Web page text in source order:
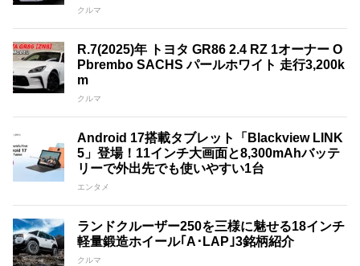
クルマ
R.7(2025)年 トヨタ GR86 2.4 RZ 1オーナー O
Pbrembo SACHS パールホワイト 走行3,200k
m
クルマ
Android 17搭載タブレット「Blackview LINK
5」登場！11インチ大画面と8,300mAhバッテ
リーで外出先でも使いやすい1台
エンタメ
ランドクルーザー250を三様に魅せる18インチ
軽量鍛造ホイール｢A･LAP｣3銘柄紹介
クルマ